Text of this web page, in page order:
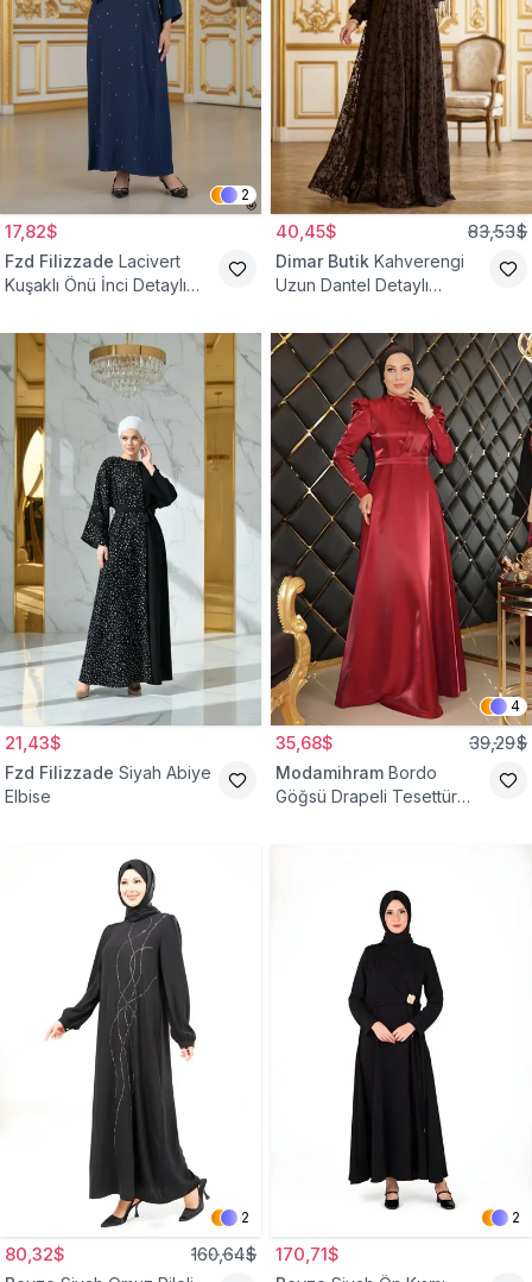
2
17,82$
Fzd Filizzade Lacivert
Kuşaklı Önü İnci Detaylı
40,45$ 83,53$
Dimar Butik Kahverengi
Uzun Dantel Detaylı
21,43$
Fzd Filizzade Siyah Abiye
Elbise
4
35,68$ 39,29$
Modamihram Bordo
Göğsü Drapeli Tesettür
2
80,32$ 160,64$
2
170,71$